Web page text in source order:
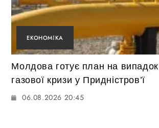
ЕКОНОМІКА
Молдова готує план на випадок
газової кризи у Придністров’ї
06.08.2026 20:45